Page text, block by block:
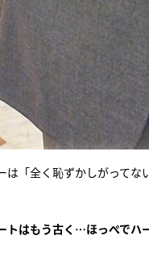
は「全く恥ずかしがって
トはもう古く…ほっぺでハ